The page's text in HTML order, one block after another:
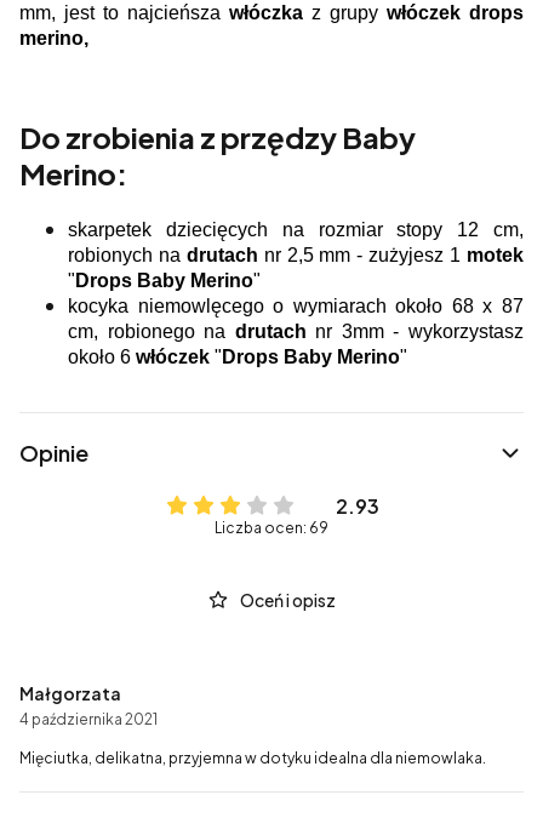
mm, jest to najcieńsza włóczka z grupy włóczek drops
merino,
Do zrobienia z przędzy Baby
Merino:
skarpetek dziecięcych na rozmiar stopy 12 cm,
robionych na drutach nr 2,5 mm - zużyjesz 1 motek
" Drops Baby Merino"
kocyka niemowlęcego o wymiarach około 68 x 87
cm, robionego na drutach nr 3mm - wykorzystasz
około 6 włóczek " Drops Baby Merino"
Opinie
2.93
Liczba ocen: 69
Oceń i opisz
Małgorzata
4 października 2021
Mięciutka, delikatna, przyjemna w dotyku idealna dla niemowlaka.